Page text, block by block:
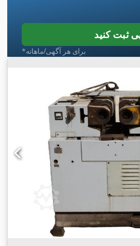
ثبت کنید
*برای هر آگهی/ماهانه